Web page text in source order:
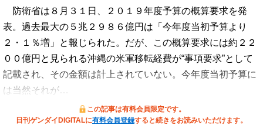
防衛省は８月３１日、２０１９年度予算の概算要求を発
表。過去最大の５兆２９８６億円は「今年度当初予算より
２・１％増」と報じられた。だが、この概算要求には約２２
００億円と見られる沖縄の米軍移転経費が“事項要求”として
記載され、その金額は計上されていない。今年度当初予算に
は当然それが…
この記事は有料会員限定です。
日刊ゲンダイDIGITALに有料会員登録すると続きをお読みいただけます。